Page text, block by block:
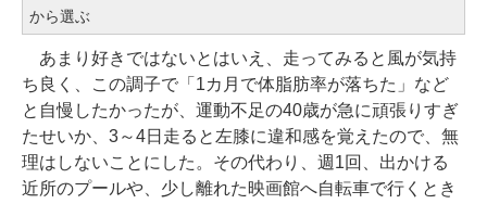
から選ぶ
あまり好きではないとはいえ、走ってみると風が気持
ち良く、この調子で「1カ月で体脂肪率が落ちた」など
と自慢したかったが、運動不足の40歳が急に頑張りすぎ
たせいか、3～4日走ると左膝に違和感を覚えたので、無
理はしないことにした。その代わり、週1回、出かける
近所のプールや、少し離れた映画館へ自転車で行くとき